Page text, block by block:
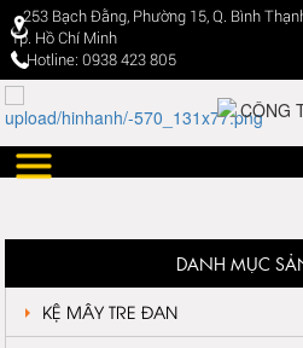
253 Bạch Đằng, Phường 15, Q. Bình
Tp. Hồ Chí Minh
Hotline: 0938 423 805
DANH MỤC
KỆ MÂY TRE ĐAN